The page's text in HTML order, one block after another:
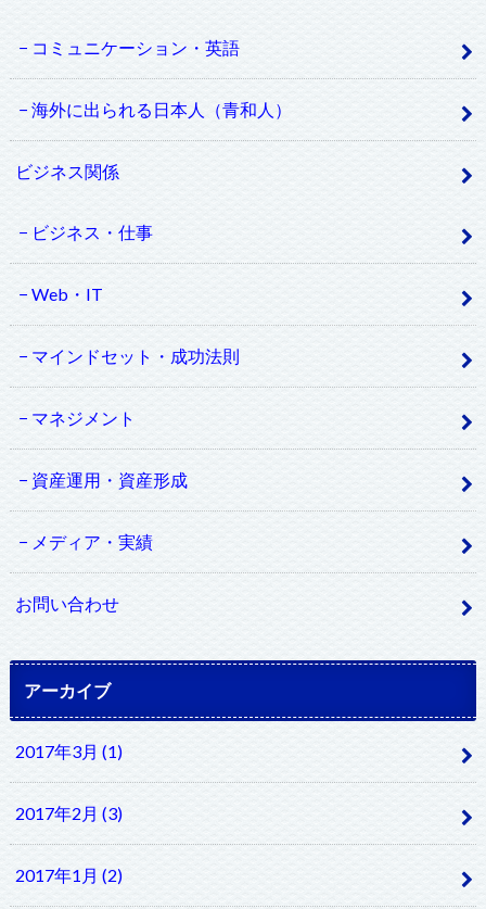
コミュニケーション・英語
海外に出られる日本人（青和人）
ビジネス関係
ビジネス・仕事
Web・IT
マインドセット・成功法則
マネジメント
資産運用・資産形成
メディア・実績
お問い合わせ
アーカイブ
2017年3月 (1)
2017年2月 (3)
2017年1月 (2)